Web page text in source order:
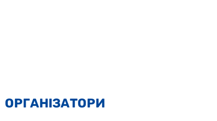
ОРГАНІЗАТОРИ